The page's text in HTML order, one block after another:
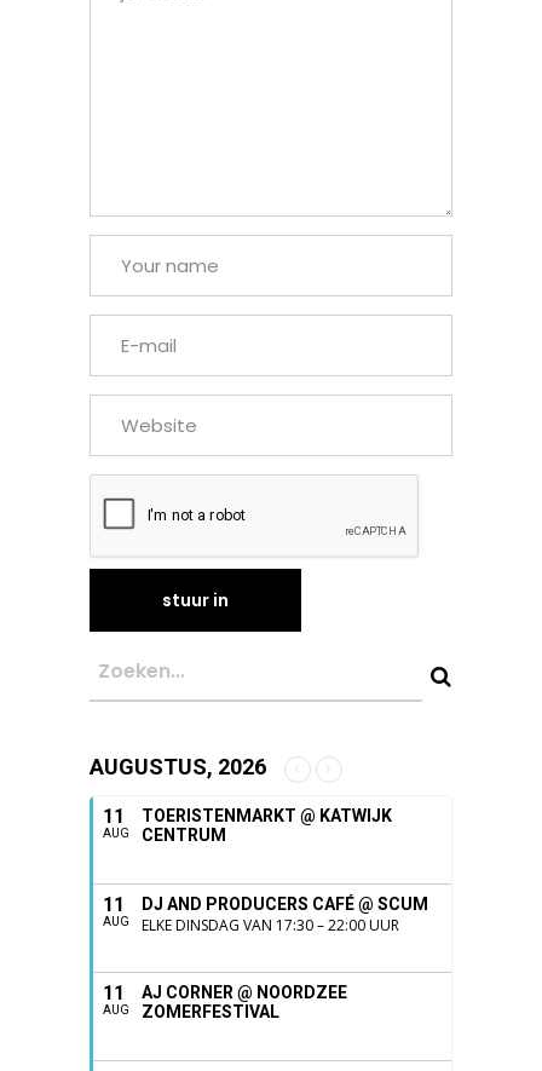
AUGUSTUS, 2026
11
AUG
TOERISTENMARKT @ KATWIJK
CENTRUM
11
AUG
DJ AND PRODUCERS CAFÉ @ SCUM
ELKE DINSDAG VAN 17:30 – 22:00 UUR
11
AUG
AJ CORNER @ NOORDZEE
ZOMERFESTIVAL